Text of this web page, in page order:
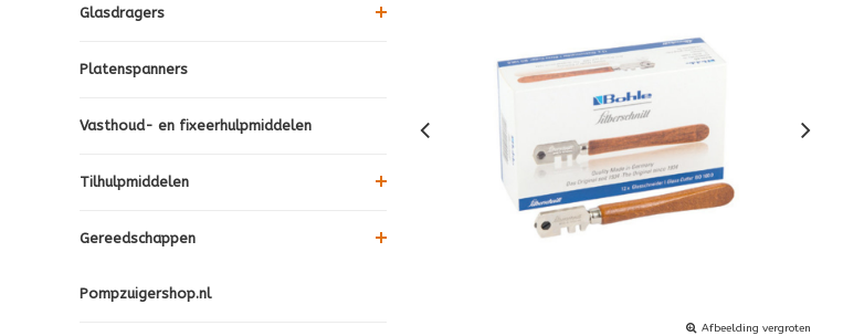
Glasdragers
Platenspanners
Vasthoud- en fixeerhulpmiddelen
Tilhulpmiddelen
Gereedschappen
Pompzuigershop.nl
Afbeelding vergroten